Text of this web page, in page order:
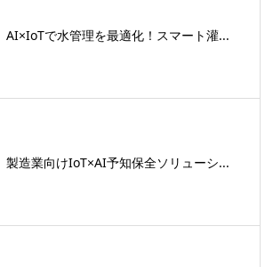
AI×IoTで水管理を最適化！スマート灌...
製造業向けIoT×AI予知保全ソリューシ...